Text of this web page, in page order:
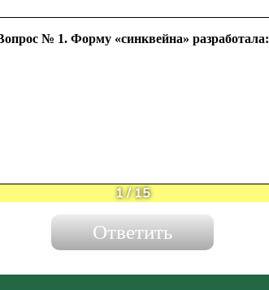
№ 1. Форму «синквейна» разработала:
1/15